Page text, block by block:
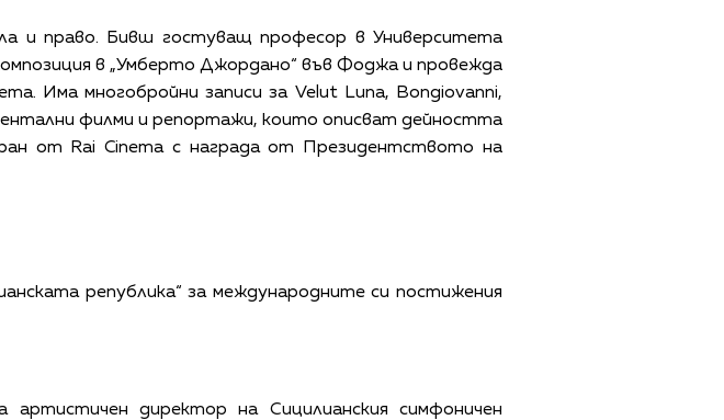
и право. Бивш гостуващ професор в Университета
в „Умберто Джордано“ във Фоджа и провежда
Има многобройни записи за Velut Luna, Bongiovanni,
филми и репортажи, които описват дейността
от Rai Cinema с награда от Президентството на
република“ за международните си постижения
артистичен директор на Сицилианския симфоничен